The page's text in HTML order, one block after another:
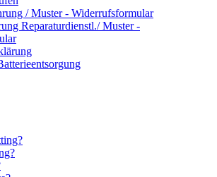
/ Muster - Widerrufsformular
Reparaturdienstl./ Muster -